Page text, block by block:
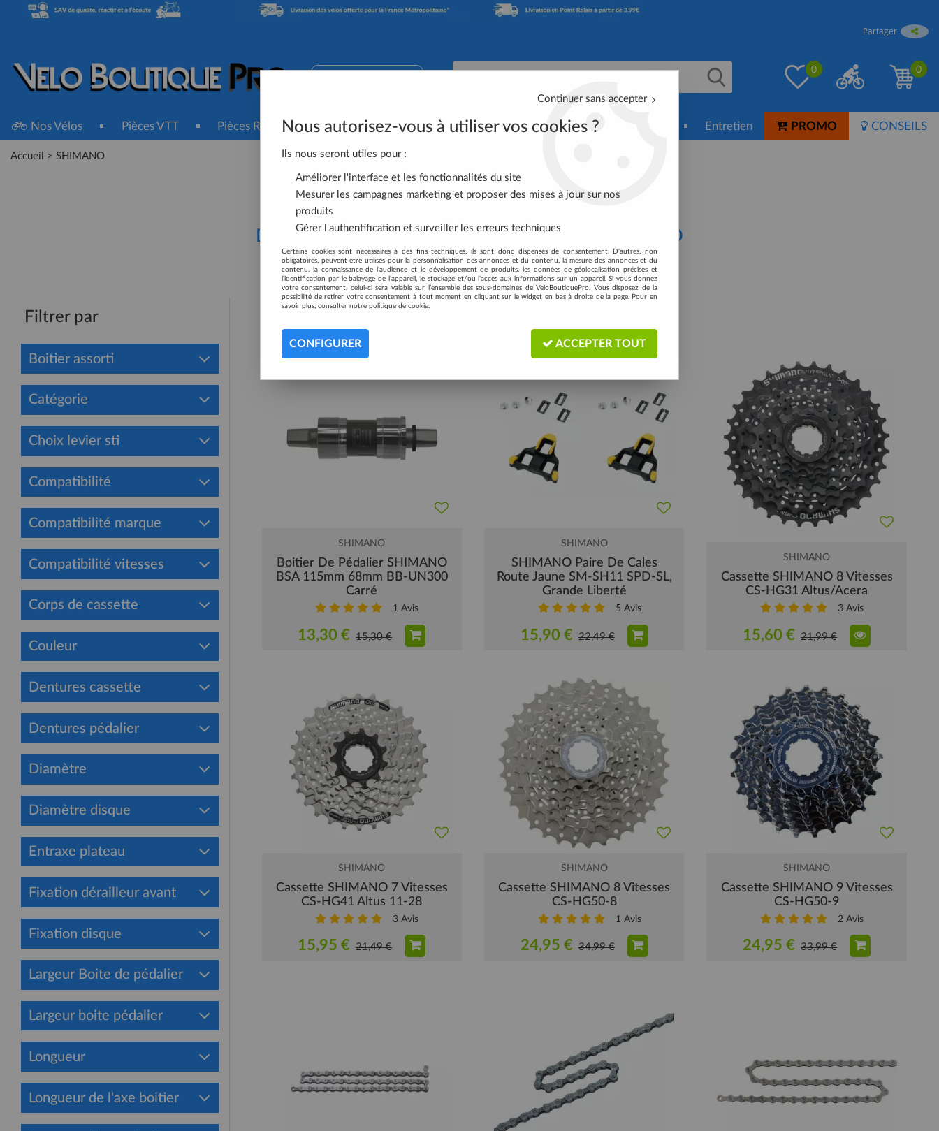
Partager
0 0
Nos Vélos Pièces VTT Pièces Route Accessoires Vélo Équipement Cycliste Nutrition-Soin Entretien PROMO CONSEILS
Accueil > SHIMANO
SHIMANO
Découvrez tous les produits de la marque SHIMANO
Filtrer par
Boitier assorti
Catégorie
Choix levier sti
Compatibilité
Compatibilité marque
Compatibilité vitesses
Corps de cassette
Couleur
Dentures cassette
Dentures pédalier
Diamètre
Diamètre disque
Entraxe plateau
Fixation dérailleur avant
Fixation disque
Largeur Boite de pédalier
Largeur boite pédalier
Longueur
Longueur de l'axe boitier
SHIMANO
Boitier De Pédalier SHIMANO
BSA 115mm 68mm BB-UN300
Carré
1 Avis
13,30 € 15,30 €
SHIMANO
SHIMANO Paire De Cales
Route Jaune SM-SH11 SPD-SL,
Grande Liberté
5 Avis
15,90 € 22,49 €
SHIMANO
Cassette SHIMANO 8 Vitesses
CS-HG31 Altus/Acera
3 Avis
15,60 € 21,99 €
SHIMANO
Cassette SHIMANO 7 Vitesses
CS-HG41 Altus 11-28
3 Avis
15,95 € 21,49 €
SHIMANO
Cassette SHIMANO 8 Vitesses
CS-HG50-8
1 Avis
24,95 € 34,99 €
SHIMANO
Cassette SHIMANO 9 Vitesses
CS-HG50-9
2 Avis
24,95 € 33,99 €
Continuer sans accepter
Nous autorisez-vous à utiliser vos cookies ?
Ils nous seront utiles pour :
Améliorer l'interface et les fonctionnalités du site
Mesurer les campagnes marketing et proposer des mises à jour sur nos
produits
Gérer l'authentification et surveiller les erreurs techniques
Certains cookies sont nécessaires à des fins techniques, ils sont donc dispensés de consentement. D'autres, non
obligatoires, peuvent être utilisés pour la personnalisation des annonces et du contenu, la mesure des annonces et du
contenu, la connaissance de l'audience et le développement de produits, les données de géolocalisation précises et
l'identification par le balayage de l'appareil, le stockage et/ou l'accès aux informations sur un appareil. Si vous donnez
votre consentement, celui-ci sera valable sur l’ensemble des sous-domaines de VeloBoutiquePro. Vous disposez de la
possibilité de retirer votre consentement à tout moment en cliquant sur le widget en bas à droite de la page. Pour en
savoir plus, consulter notre politique de cookie.
CONFIGURER ACCEPTER TOUT